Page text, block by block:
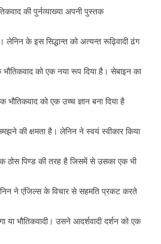
की पुर्नव्याख्या अपनी पुस्तक
के इस सिद्धान्त को अत्यन्त रूढ़िवादी ढंग
भौतिकवाद को एक नया रूप दिया है। सेबाइन का
भौतिकवाद को एक उच्च ज्ञान बना दिया है
की क्षमता है। लेनिन ने स्वयं स्वीकार किया
ठोस पिण्ड की तरह है जिसमें से उसका एक भी
ने एंजिल्स के विचार से सहमति प्रकट करते
या भौतिकवादी। उसने आदर्शवादी दर्शन को एक